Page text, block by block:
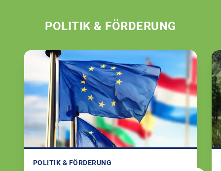
POLITIK & FÖRDERUNG
POLITIK & FÖRDERUNG